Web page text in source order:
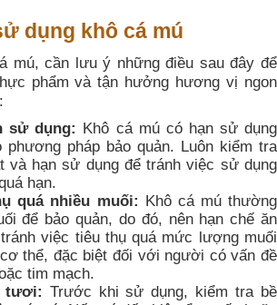
dụng khô cá mú
mú, cần lưu ý những điều sau đây để
phẩm và tận hưởng hương vị ngon
sử dụng:
Khô cá mú có hạn sử dụng
phương pháp bảo quản. Luôn kiểm tra
và hạn sử dụng để tránh việc sử dụng
hạn.
quá nhiều muối: Khô cá mú thường
để bảo quản, do đó, nên hạn chế ăn
việc tiêu thụ quá mức lượng muối
thể, đặc biệt đối với người có vấn đề
tim mạch.
tươi: Trước khi sử dụng, kiểm tra bề